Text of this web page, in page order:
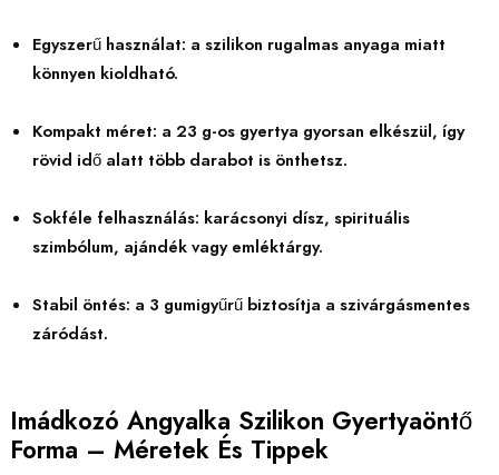
Egyszerű használat: a szilikon rugalmas anyaga miatt
könnyen kioldható.
Kompakt méret: a 23 g-os gyertya gyorsan elkészül, így
rövid idő alatt több darabot is önthetsz.
Sokféle felhasználás: karácsonyi dísz, spirituális
szimbólum, ajándék vagy emléktárgy.
Stabil öntés: a 3 gumigyűrű biztosítja a szivárgásmentes
záródást.
Imádkozó Angyalka Szilikon Gyertyaöntő
Forma – Méretek És Tippek